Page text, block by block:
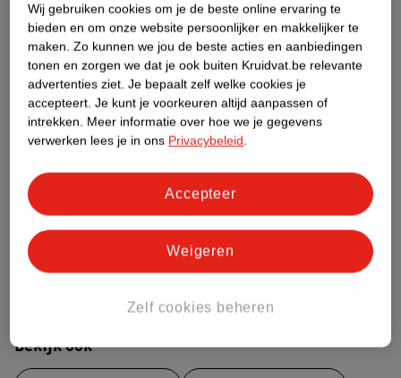
Productinformatie
Etiketinformatie
Nature Impact Score
Dit product heeft (nog) geen Nature
Impact Score.
Bekijk ook
Wij gebruiken cookies om je de beste online ervaring te
bieden en om onze website persoonlijker en makkelijker te
maken. Zo kunnen we jou de beste acties en aanbiedingen
tonen en zorgen we dat je ook buiten Kruidvat.be relevante
advertenties ziet. Je bepaalt zelf welke cookies je
accepteert. Je kunt je voorkeuren altijd aanpassen of
intrekken. Meer informatie over hoe we je gegevens
verwerken lees je in ons Privacybeleid.
Zelf cookies beheren
Weigeren
Accepteer